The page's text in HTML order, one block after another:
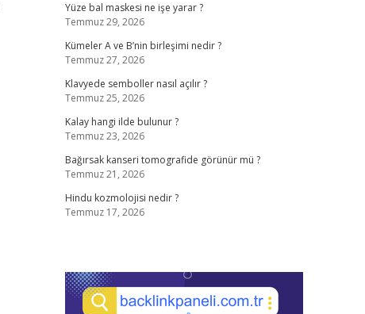
Yüze bal maskesi ne işe yarar ?
Temmuz 29, 2026
Kümeler A ve B’nin birleşimi nedir ?
Temmuz 27, 2026
Klavyede semboller nasıl açılır ?
Temmuz 25, 2026
Kalay hangi ilde bulunur ?
Temmuz 23, 2026
Bağırsak kanseri tomografide görünür mü ?
Temmuz 21, 2026
Hindu kozmolojisi nedir ?
Temmuz 17, 2026